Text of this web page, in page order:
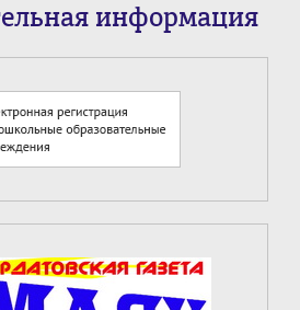
информация